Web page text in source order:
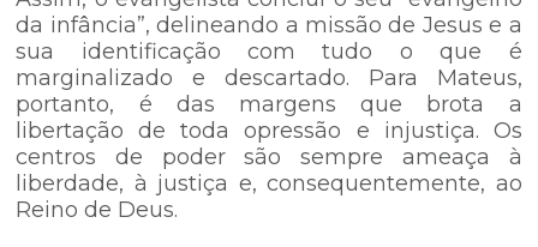
da infância”, delineando a missão de Jesus e a
sua identificação com tudo o que é
marginalizado e descartado. Para Mateus,
portanto, é das margens que brota a
libertação de toda opressão e injustiça. Os
centros de poder são sempre ameaça à
liberdade, à justiça e, consequentemente, ao
Reino de Deus.